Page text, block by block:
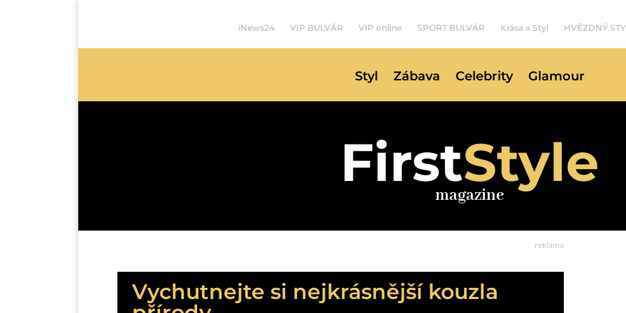
iNews24 VIP BULVÁR VIP online SPORT BULVÁR Krása a Styl HVĚZDNÝ
Styl Zábava Celebrity Glamour
FirstStyle
magazine
reklama
Vychutnejte si nejkrásnější kouzla